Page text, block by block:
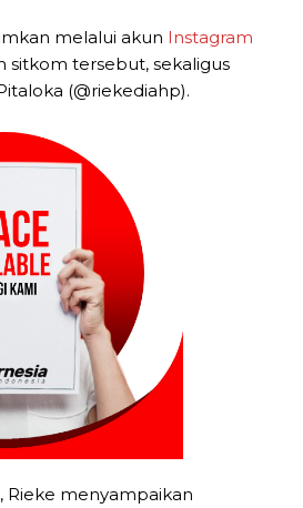
melalui akun Instagram
sitkom tersebut, sekaligus
(@riekediahp).
Rieke menyampaikan